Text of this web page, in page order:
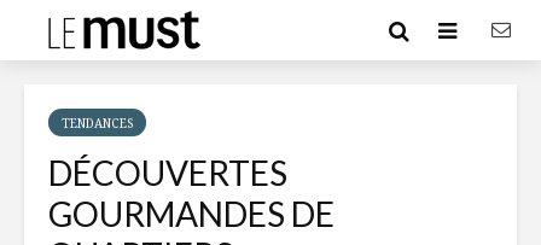
TENDANCES
DÉCOUVERTES
GOURMANDES DE